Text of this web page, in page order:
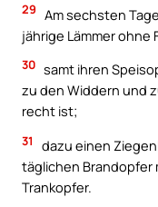
29 Am sechsten
jährige Lämmer ohne
30 samt ihren
zu den Widdern und
recht ist;
31
dazu einen
täglichen Brandopfer
Trankopfer.